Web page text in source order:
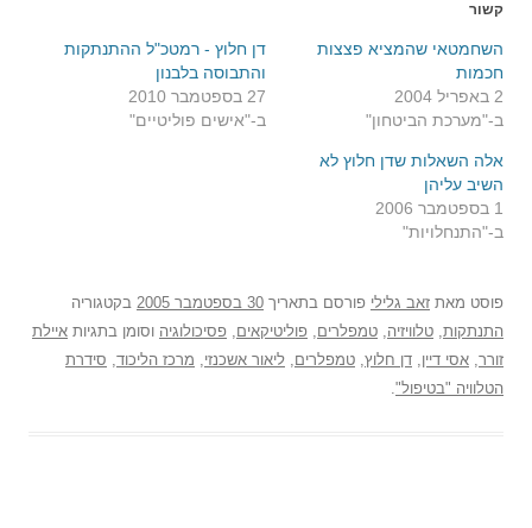
קשור
השחמטאי שהמציא פצצות
חכמות
2 באפריל 2004
ב-"מערכת הביטחון"
דן חלוץ - רמטכ"ל ההתנתקות
והתבוסה בלבנון
27 בספטמבר 2010
ב-"אישים פוליטיים"
אלה השאלות שדן חלוץ לא
השיב עליהן
1 בספטמבר 2006
ב-"התנחלויות"
פוסט מאת זאב גלילי פורסם בתאריך 30 בספטמבר 2005
בקטגוריה
התנתקות, טלוויזיה, טמפלרים, פוליטיקאים, פסיכולוגיה וסומן בתגיות איילת
זורר, אסי דיין, דן חלוץ, טמפלרים, ליאור אשכנזי, מרכז הליכוד, סידרת
הטלוויה "בטיפול".